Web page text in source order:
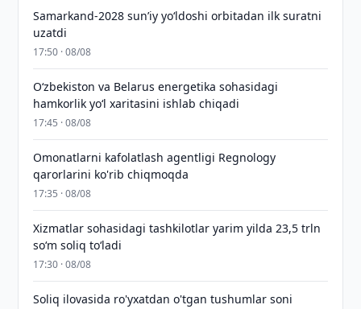
Samarkand-2028 sunʼiy yo‘ldoshi orbitadan ilk suratni
uzatdi
17:50 · 08/08
Oʻzbekiston va Belarus energetika sohasidagi
hamkorlik yoʻl xaritasini ishlab chiqadi
17:45 · 08/08
Omonatlarni kafolatlash agentligi Regnology
qarorlarini ko'rib chiqmoqda
17:35 · 08/08
Xizmatlar sohasidagi tashkilotlar yarim yilda 23,5 trln
so‘m soliq to‘ladi
17:30 · 08/08
Soliq ilovasida ro'yxatdan o'tgan tushumlar soni